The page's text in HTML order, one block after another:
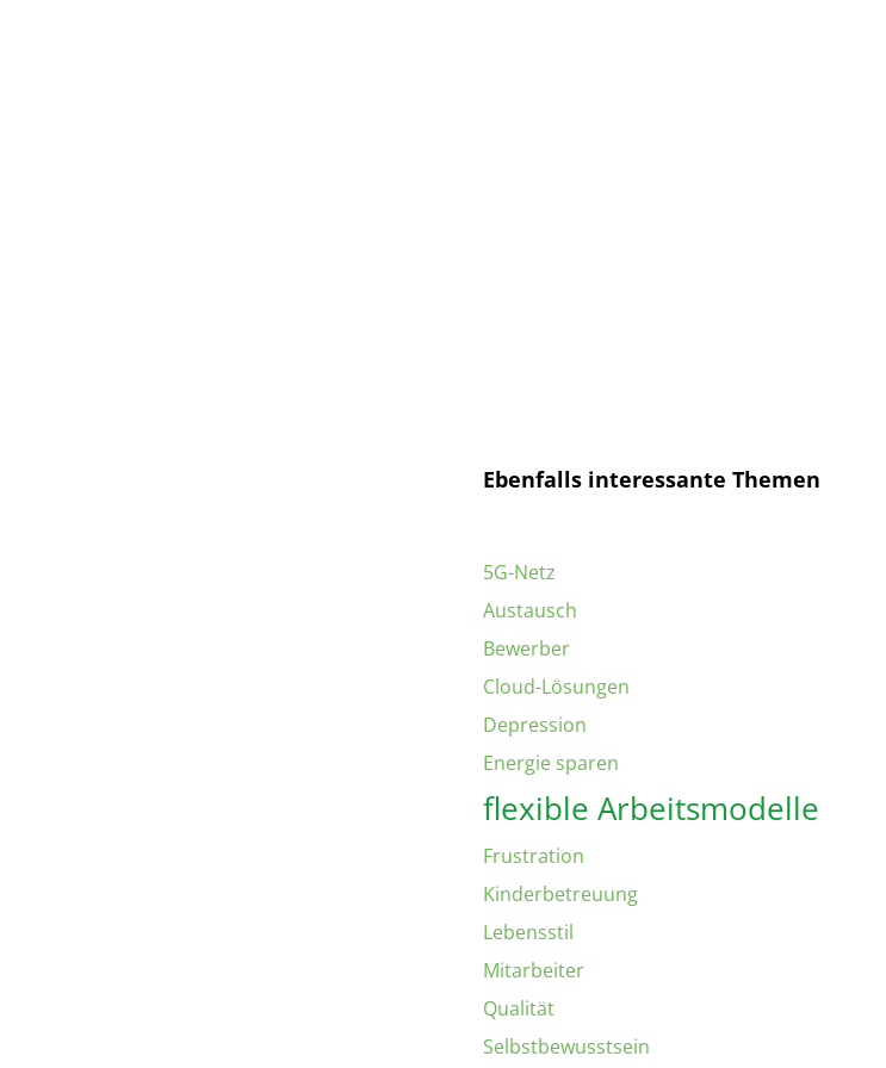
Ebenfalls interessante Themen
5G-Netz
Austausch
Bewerber
Cloud-Lösungen
Depression
Energie sparen
flexible Arbeitsmodelle
Frustration
Kinderbetreuung
Lebensstil
Mitarbeiter
Qualität
Selbstbewusstsein